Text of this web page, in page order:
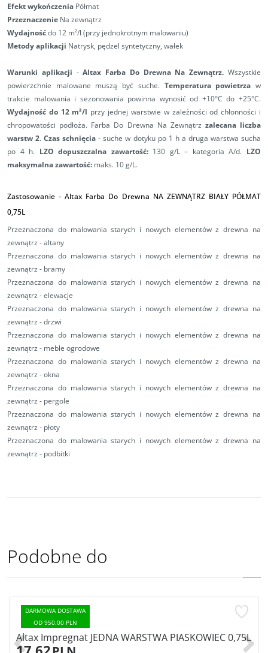
Efekt wykończenia Półmat
Przeznaczenie Na zewnątrz
Wydajnośćdo 12 m²/l (przy jednokrotnym malowaniu)
Metody aplikacji Natrysk, pędzel syntetyczny, wałek
Warunki aplikacji -Altax Farba Do Drewna Na Zewnątrz. Wszystkie
powierzchnie malowane muszą być suche. Temperatura powietrza w
trakcie malowania i sezonowania powinna wynosić od +10°C do +25°C.
Wydajność do 12 m²/l przy jednej warstwie w zależności od chłonności i
chropowatości podłoża. Farba Do Drewna Na Zewnątrz zalecana liczba
warstw 2.Czas schnięcia - suche w dotyku po 1 h a druga warstwa sucha
po 4 h. LZO dopuszczalna zawartość:130 g/L – kategoria A/d. LZO
maksymalna zawartość: maks. 10 g/L.
Zastosowanie - Altax Farba Do Drewna NA ZEWNĄTRZ BIAŁY PÓŁMAT
0,75L
Przeznaczona do malowania starych i nowych elementów z drewna na
zewnątrz - altany
Przeznaczona do malowania starych i nowych elementów z drewna na
zewnątrz - bramy
Przeznaczona do malowania starych i nowych elementów z drewna na
zewnątrz - elewacje
Przeznaczona do malowania starych i nowych elementów z drewna na
zewnątrz - drzwi
Przeznaczona do malowania starych i nowych elementów z drewna na
zewnątrz - meble ogrodowe
Przeznaczona do malowania starych i nowych elementów z drewna na
zewnątrz - okna
Przeznaczona do malowania starych i nowych elementów z drewna na
zewnątrz - pergole
Przeznaczona do malowania starych i nowych elementów z drewna na
zewnątrz - płoty
Przeznaczona do malowania starych i nowych elementów z drewna na
zewnątrz - podbitki
Podobne do
DARMOWA DOSTAWA
OD 950.00 PLN
Altax Impregnat JEDNA WARSTWA PIASKOWIEC 0,75L